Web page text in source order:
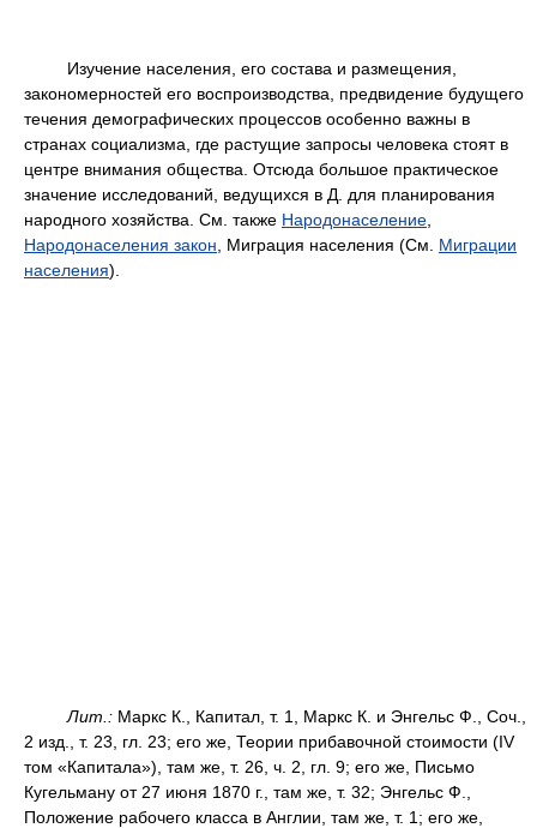
Изучение населения, его состава и размещения,
закономерностей его воспроизводства, предвидение будущего
течения демографических процессов особенно важны в
странах социализма, где растущие запросы человека стоят в
центре внимания общества. Отсюда большое практическое
значение исследований, ведущихся в Д. для планирования
народного хозяйства. См. также Народонаселение
Народонаселения закон , Миграция населения (См. Миграции
населения).
Лит.: Маркс К., Капитал, т. 1, Маркс К. и Энгельс Ф., Соч.,
2 изд., т. 23, гл. 23; его же, Теории прибавочной стоимости (IV
том «Капитала»), там же, т. 26, ч. 2, гл. 9; его же, Письмо
Кугельману от 27 июня 1870 г., там же, т. 32; Энгельс Ф.,
Положение рабочего класса в Англии, там же, т. 1; его же,